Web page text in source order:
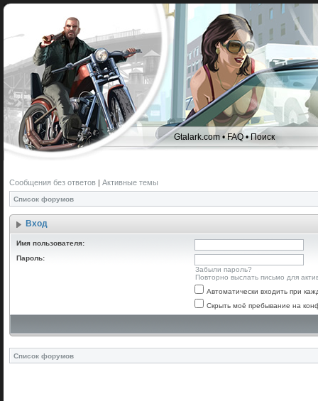
Gtalark.com •FAQ•Поиск
Сообщения без ответов | Активные темы
Список форумов
Вход
Имя пользователя:
Пароль:
Забыли пароль?
Повторно выслать письмо для
Автоматически входить при
Скрыть моё пребывание на
Список форумов